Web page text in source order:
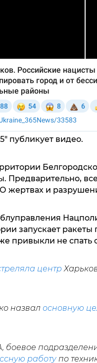
публикует видео.
Предварительно,
жертвах и
запускает
привыкли не спать
центр
назвал основную
боевое
работупо